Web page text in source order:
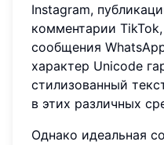
Instagram,
комментарии
сообщения
характер Unicode
стилизованный
в этих различных
Однако идеальная